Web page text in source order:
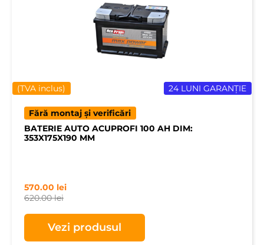
24 LUNI GARANȚIE
(TVA inclus)
Fără montaj și verificări
BATERIE AUTO ACUPROFI 100 AH DIM:
353X175X190 MM
620.00lei
570.00 lei
Vezi produsul